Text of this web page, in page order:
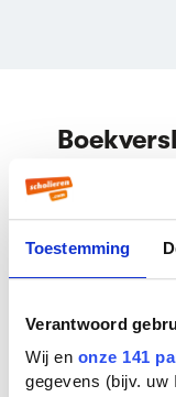
Toestemming
Verantwoord
Wij en onze 141
gegevens (bijv. uw